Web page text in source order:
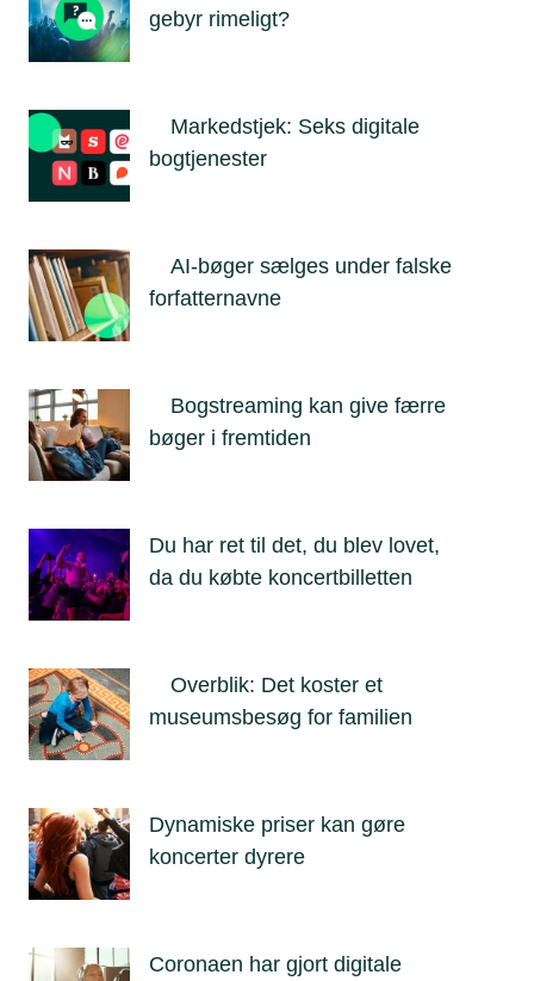
gebyr rimeligt?
Markedstjek: Seks digitale
bogtjenester
AI-bøger sælges under falske
forfatternavne
Bogstreaming kan give færre
bøger i fremtiden
Du har ret til det, du blev lovet,
da du købte koncertbilletten
Overblik: Det koster et
museumsbesøg for familien
Dynamiske priser kan gøre
koncerter dyrere
Coronaen har gjort digitale